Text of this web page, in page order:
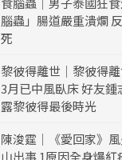
腦蟲」腸道嚴重潰爛
死
黎彼得離世｜黎彼得
3月已中風臥床 好友
露黎彼得最後時光
陳浚霆｜《愛回家》
山出事 1原因全身爆紅